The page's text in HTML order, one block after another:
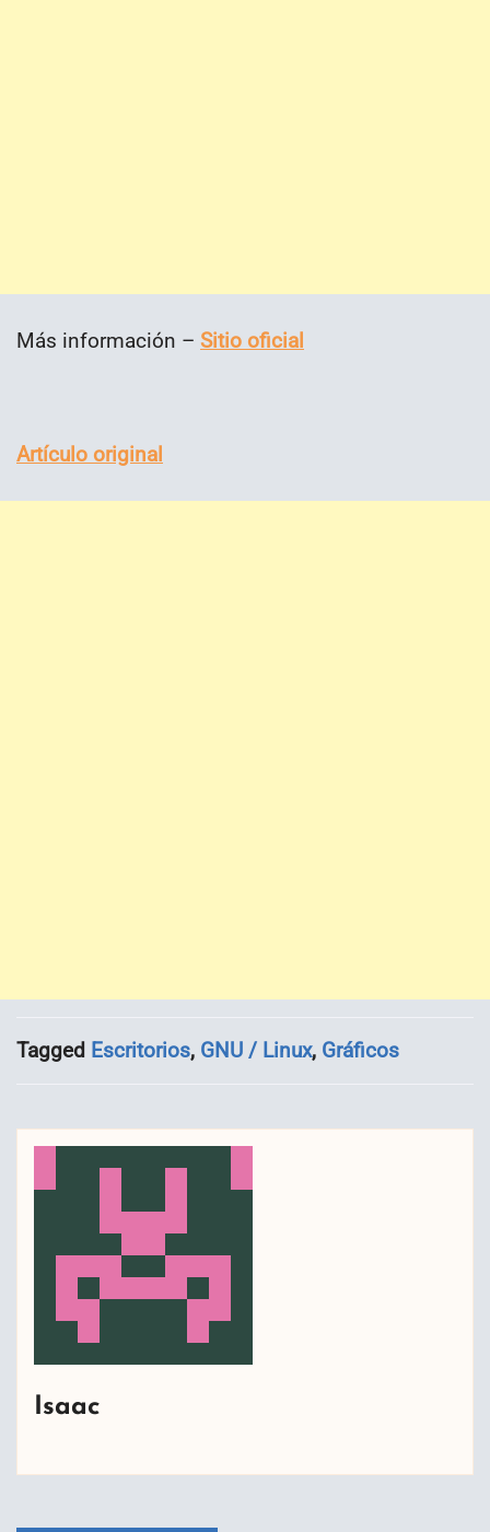
Más información – Sitio oficial
Artículo original
Tagged Escritorios, GNU / Linux, Gráficos
Isaac